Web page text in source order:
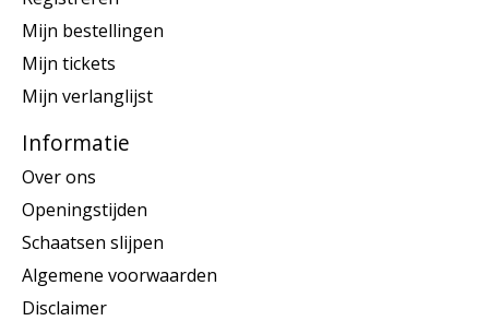
Mijn bestellingen
Mijn tickets
Mijn verlanglijst
Informatie
Over ons
Openingstijden
Schaatsen slijpen
Algemene voorwaarden
Disclaimer